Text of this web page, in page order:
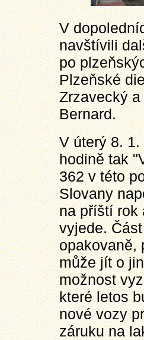
V
navštívili
po
Plzeňské
Zrzavecký
Bernard.
V úterý 8.
hodině tak
362 v této
Slovany
na příští rok
vyjede.
opakovaně,
může jít o
možnost
které letos
nové vozy
záruku na